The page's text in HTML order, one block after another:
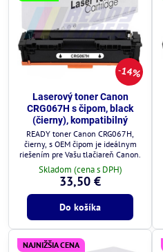
14%
Laserový toner Canon
CRG067H s čipom, black
(čierny), kompatibilný
READY toner Canon CRG067H,
čierny, s OEM čipom je ideálnym
riešením pre Vašu tlačiareň Canon.
Skladom (cena s DPH)
33,50 €
Do košíka
NAJNIŽŠIA CENA